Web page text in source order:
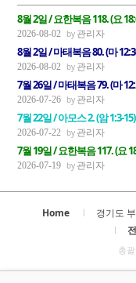
8월 2일 / 요한복음 118. (요
2026-08-02 관리자
8월 2일 / 마태복음 80. (마
2026-08-02 관리자
7월 26일 / 마태복음 79. (마
2026-07-26 관리자
7월 22일 / 아모스 2. (암 1:3-
2026-07-22 관리자
7월 19일 / 요한복음 117. (요
2026-07-19 관리자
Home
경기도
총